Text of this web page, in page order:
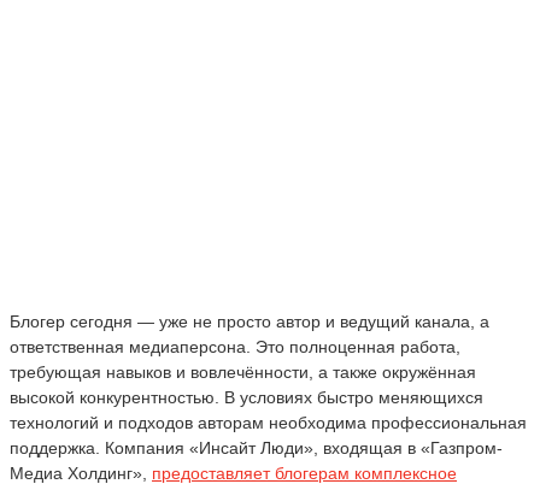
Блогер сегодня — уже не просто автор и ведущий канала, а
ответственная медиаперсона. Это полноценная работа,
требующая навыков и вовлечённости, а также окружённая
высокой конкурентностью. В условиях быстро меняющихся
технологий и подходов авторам необходима профессиональная
поддержка. Компания «Инсайт Люди», входящая в «Газпром-
Медиа Холдинг», предоставляет блогерам комплексное